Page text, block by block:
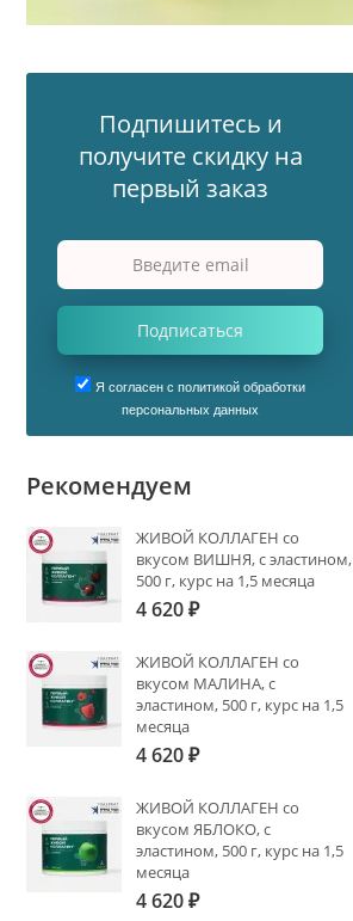
Подпишитесь и
получите скидку на
первый заказ
Подписаться
Я согласен с политикой обработки
персональных данных
Рекомендуем
ЖИВОЙ КОЛЛАГЕН со
вкусом ВИШНЯ, с эластином,
500 г, курс на 1,5 месяца
4 620₽
ЖИВОЙ КОЛЛАГЕН со
вкусом МАЛИНА, с
эластином, 500 г, курс на 1,5
месяца
4 620₽
ЖИВОЙ КОЛЛАГЕН со
вкусом ЯБЛОКО, с
эластином, 500 г, курс на 1,5
месяца
4 620₽